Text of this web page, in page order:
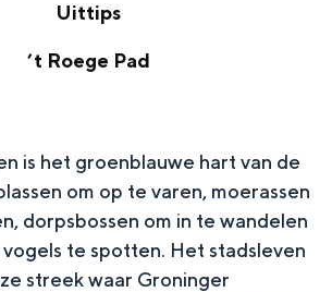
Uittips
’t Roege Pad
is het groenblauwe hart van de
om op te varen, moerassen
dorpsbossen om in te wandelen
te spotten. Het stadsleven
streek waar Groninger